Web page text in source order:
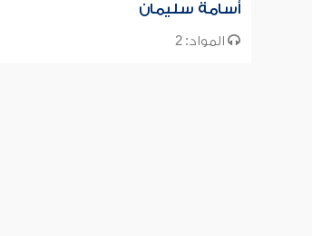
أسامة سليمان
المواد: 2